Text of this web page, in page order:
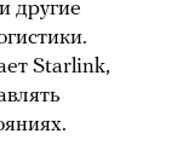
другие
Starlink,